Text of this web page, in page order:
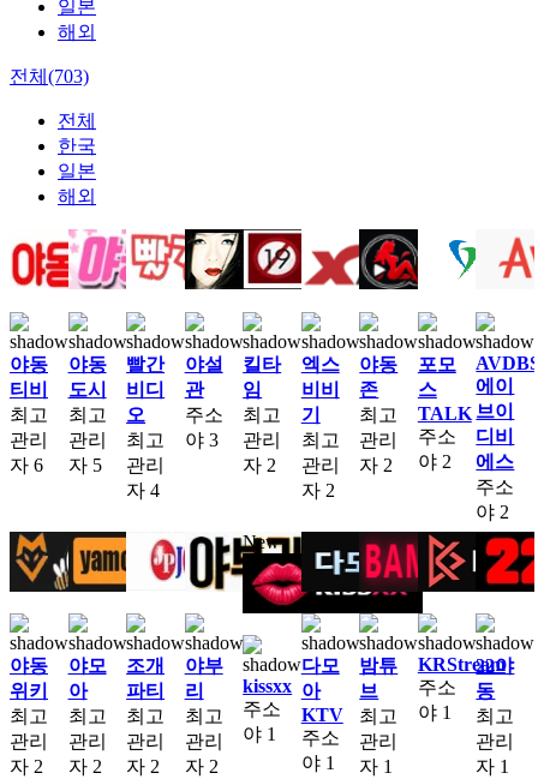
일본
해외
전체(703)
전체
한국
일본
해외
야동
티비
최고
관리
자 6
야동
도시
최고
관리
자 5
빨간
비디
오
최고
관리
자 4
야설
관
주소
야 3
킬타
임
최고
관리
자 2
엑스
비비
기
최고
관리
자 2
야동
존
최고
관리
자 2
포모
스
TALK
주소
야 2
에이
브이
디비
에스
주소
야 2
야동
위키
최고
관리
자 2
야모
아
최고
관리
자 2
조개
파티
최고
관리
자 2
야부
리
최고
관리
자 2
New
kissxx
주소
야 1
다모
아
KTV
주소
야 1
밤튜
브
최고
관리
자 1
KRStream
주소
야 1
22야
동
최고
관리
자 1